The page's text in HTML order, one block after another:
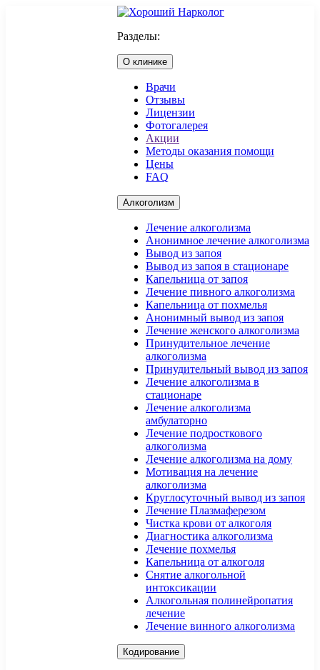
Разделы:
О клинике
Врачи
Отзывы
Лицензии
Фотогалерея
Акции
Методы оказания помощи
Цены
FAQ
Алкоголизм
Лечение алкоголизма
Анонимное лечение алкоголизма
Вывод из запоя
Вывод из запоя в стационаре
Капельница от запоя
Лечение пивного алкоголизма
Капельница от похмелья
Анонимный вывод из запоя
Лечение женского алкоголизма
Принудительное лечение
алкоголизма
Принудительный вывод из запоя
Лечение алкоголизма в
стационаре
Лечение алкоголизма
амбулаторно
Лечение подросткового
алкоголизма
Лечение алкоголизма на дому
Мотивация на лечение
алкоголизма
Круглосуточный вывод из запоя
Лечение Плазмаферезом
Чистка крови от алкоголя
Диагностика алкоголизма
Лечение похмелья
Капельница от алкоголя
Снятие алкогольной
интоксикации
Алкогольная полинейропатия
лечение
Лечение винного алкоголизма
Кодирование